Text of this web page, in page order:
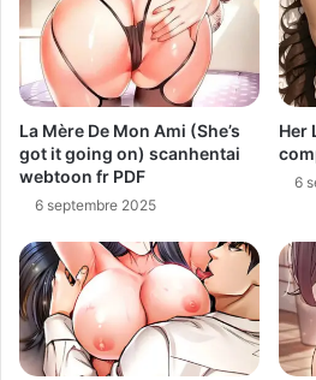
La Mère De Mon Ami (She’s
got it going on) scanhentai
webtoon fr PDF
6 septembre 2025
Her
6